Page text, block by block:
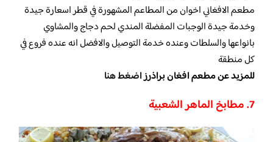
مطعم الافغاني اخوان من المطاعم المشهورة في قطر اسعارة جيدة
وخدمة جيدة الوجبات المفضلة المندي لحم دجاج والمشاوي
بانواعها والسلطات وعنده خدمة التوصيل والافضل انه عنده فروع في
كل منطقة
للمزيد عن مطعم افغان براذرزاضغط هنا
7. مطابخ الماهر الشعبية